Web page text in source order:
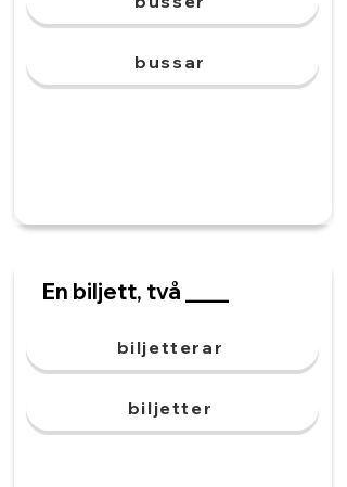
bussar
En biljett, två ____
biljetterar
biljetter